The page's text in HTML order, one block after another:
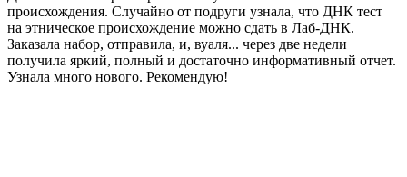
происхождения. Случайно от подруги узнала, что ДНК тест
на этническое происхождение можно сдать в Лаб-ДНК.
Заказала набор, отправила, и, вуаля... через две недели
получила яркий, полный и достаточно информативный отчет.
Узнала много нового. Рекомендую!